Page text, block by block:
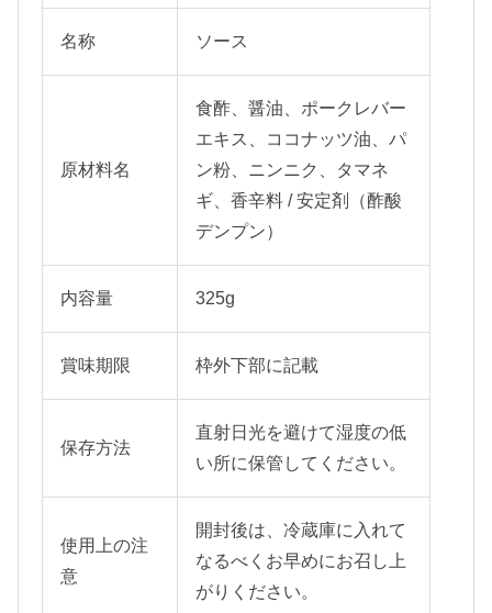
名称 ソース
原材料名
食酢、醤油、ポークレバー
エキス
、ココナッツ油、パ
ン粉、ニンニク、タマネ
ギ、香辛料 / 安定剤（酢酸
デンプン）
内容量 325g
賞味期限 枠外下部に記載
保存方法
直射日光を避けて湿度の低
い所に保管してください。
使用上の注
意
開封後は、冷蔵庫に入れて
なるべくお早めにお召し上
がりください。